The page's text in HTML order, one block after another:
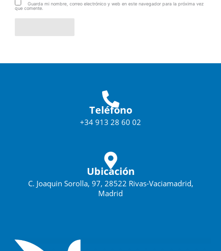
Guarda mi nombre, correo electrónico y web en este navegador para la próxima vez
que comente.
Teléfono
+34 913 28 60 02
Ubicación
C. Joaquin Sorolla, 97, 28522 Rivas-Vaciamadrid,
Madrid